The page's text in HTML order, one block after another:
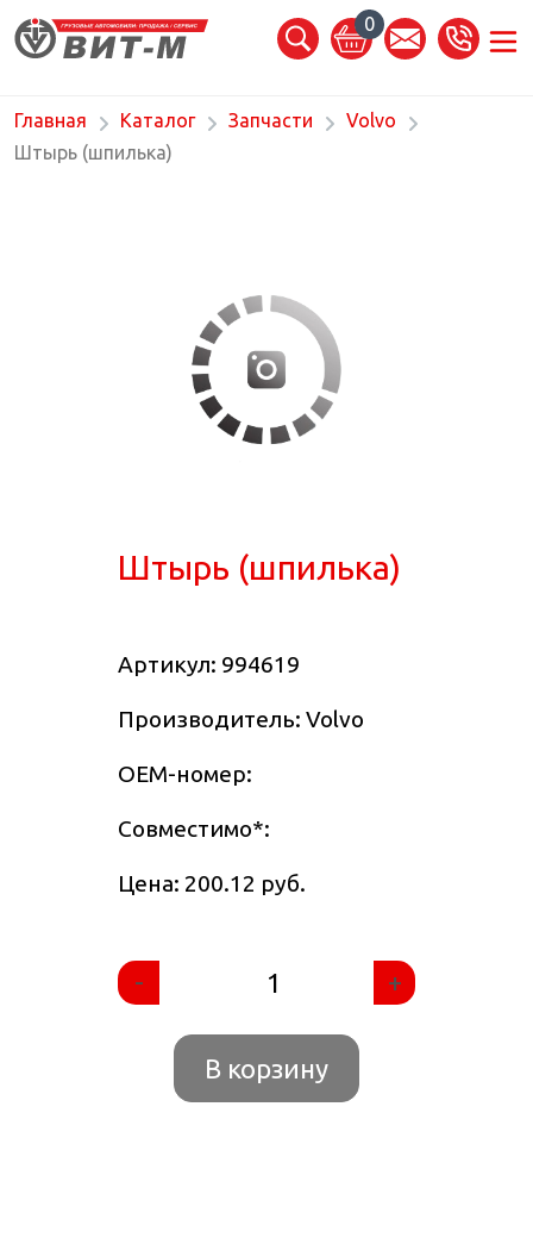
0
Главная Каталог Запчасти
Volvo
Штырь (шпилька)
Штырь (шпилька)
Артикул: 994619
Производитель: Volvo
OEM-номер:
Совместимо*:
Цена: 200.12 руб.
- +
В корзину